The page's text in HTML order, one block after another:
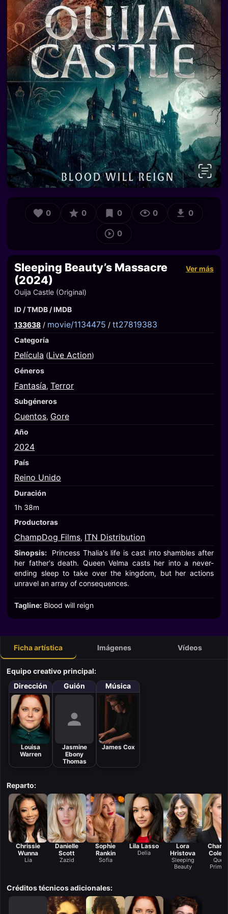
0 0 0 0 0
0
Sleeping Beauty’s Massacre
(2024)
Ver más
Ouija Castle (Original)
ID / TMDB / IMDB
133638 / movie/1134475 / tt27819383
Categoría
Película (Live Action)
Géneros
Fantasía, Terror
Subgéneros
Cuentos, Gore
Año
2024
País
Reino Unido
Duración
1h 38m
Productoras
ChampDog Films, ITN Distribution
Sinopsis:
Princess Thalia's life is cast into shambles after
her father's death. Queen Velma casts her into a never-
ending sleep to take over the kingdom, but her actions
unravel an array of consequences.
Tagline: Blood will reign
Ficha artística Imágenes Vídeos
Equipo creativo principal:
Dirección
Louisa
Warren
Guión
Jasmine
Ebony
Thomas
Música
James Cox
Reparto:
Chrissie
Wunna
Lia
Danielle
Scott
Zazid
Sophie
Rankin
Sofia
Lila Lasso
Delia
Lora
Hristova
Sleeping
Beauty
Créditos técnicos adicionales: